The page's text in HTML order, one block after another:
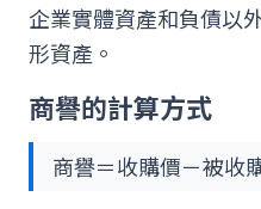
企業實體資產和負債以
形資產。
商譽的計算方式
商譽＝收購價－被收